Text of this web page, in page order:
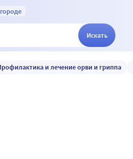
Искать
и лечение орви и гриппа